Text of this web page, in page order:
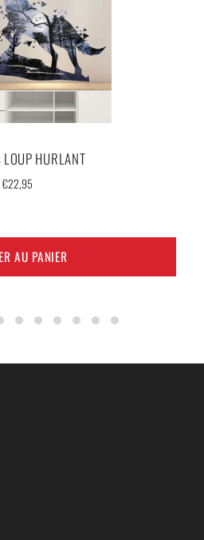
LOUP HURLANT
Prix
€22,95
AU PANIER